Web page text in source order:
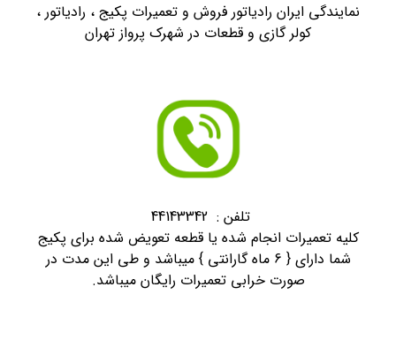
نمایندگی ایران رادیاتور فروش و تعمیرات پکیج ، رادیاتور ،
کولر گازی و قطعات در شهرک پرواز تهران
تلفن : 44143342
کلیه تعمیرات انجام شده یا قطعه تعویض شده برای پکیج
شما دارای { 6 ماه گارانتی } میباشد و طی این مدت در
صورت خرابی تعمیرات رایگان میباشد.